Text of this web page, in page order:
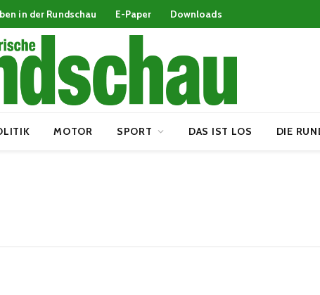
in der Rundschau E-Paper Downloads
MOTOR SPORT DAS IST LOS DIE